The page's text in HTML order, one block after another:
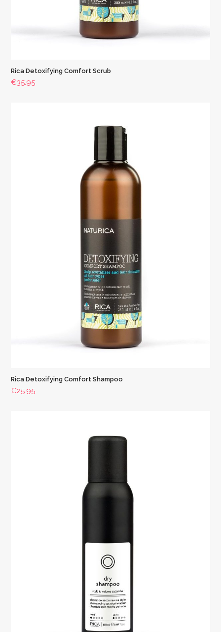
Rica Detoxifying Comfort Scrub
€35.95
Rica Detoxifying Comfort Shampoo
€25.95